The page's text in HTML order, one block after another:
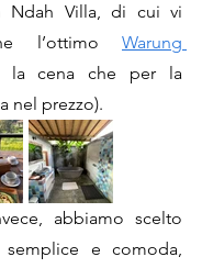
Ndah Villa, di cui vi
l’ottimo Warung
la cena che per la
nel prezzo).
abbiamo scelto
e comoda,